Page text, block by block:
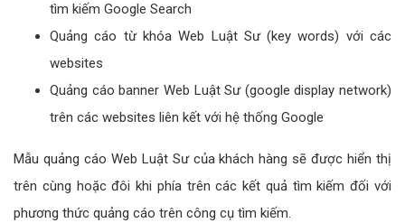
tìm kiếm Google Search
Quảng cáo từ khóa Web Luật Sư (key words) với các
websites
Quảng cáo banner Web Luật Sư (google display network)
trên các websites liên kết với hệ thống Google
Mẫu quảng cáo Web Luật Sư của khách hàng sẽ được hiển thị
trên cùng hoặc đôi khi phía trên các kết quả tìm kiếm đối với
phương thức quảng cáo trên công cụ tìm kiếm.